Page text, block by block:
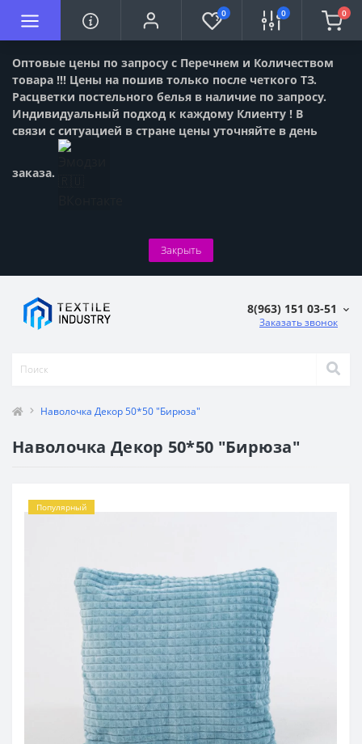
Оптовые цены по запросу с Перечнем и Количеством
товара !!! Цены на пошив только после четкого ТЗ.
Расцветки постельного белья в наличие по запросу.
Индивидуальный подход к каждому Клиенту ! В
связи с ситуацией в стране цены уточняйте в день
заказа.
Закрыть
0 0 0
8(963) 151 03-51
Заказать звонок
Наволочка Декор 50*50 "Бирюза"
Наволочка Декор 50*50 "Бирюза"
Популярный